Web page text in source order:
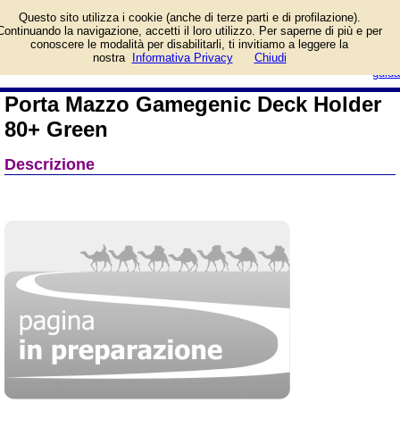
guida
Mazzo Gamegenic Deck
Holder 80+ Green e
prezzo di vendita. Prodotto da
Porta Mazzo Gamegenic Deck Holder
80+ Green
Descrizione
Questo sito utilizza i cookie (anche di terze parti e di profilazione).
la navigazione, accetti il loro utilizzo. Per saperne di più e per
conoscere le modalità per disabilitarli, ti invitiamo a leggere la
nostra
Informativa Privacy Chiudi